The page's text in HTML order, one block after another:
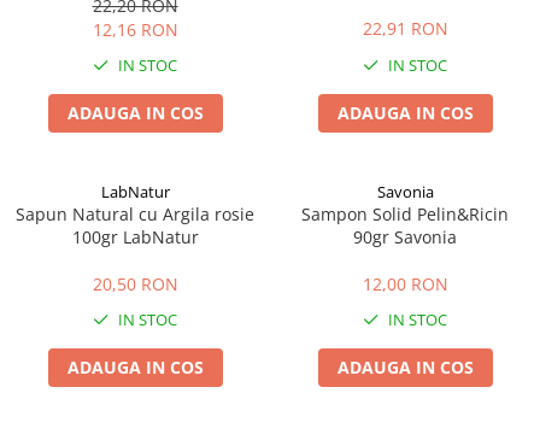
22,20 RON
12,16 RON
IN STOC
ADAUGA IN COS
22,91 RON
IN STOC
ADAUGA IN COS
LabNatur
Sapun Natural cu Argila rosie
100gr LabNatur
20,50 RON
IN STOC
ADAUGA IN COS
Savonia
Sampon Solid Pelin&Ricin
90gr Savonia
12,00 RON
IN STOC
ADAUGA IN COS